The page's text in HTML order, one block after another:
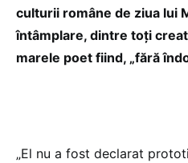
culturii române de ziua lui
întâmplare, dintre toţi
marele poet fiind, „fără
„El nu a fost declarat